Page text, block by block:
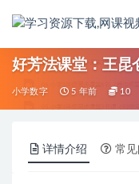
好芳法课堂：王昆
小学数字 5 年前 10
详情介绍 常见